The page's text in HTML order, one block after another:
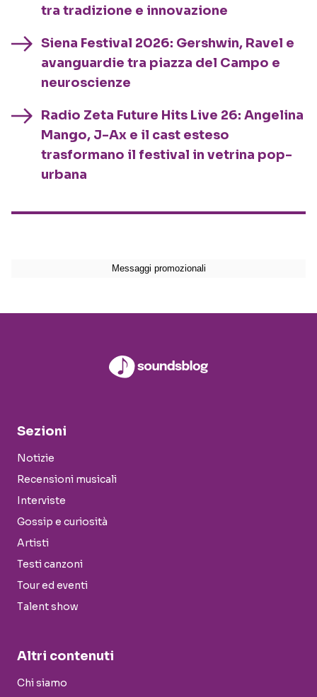
tra tradizione e innovazione
Siena Festival 2026: Gershwin, Ravel e
avanguardie tra piazza del Campo e
neuroscienze
Radio Zeta Future Hits Live 26: Angelina
Mango, J-Ax e il cast esteso
trasformano il festival in vetrina pop-
urbana
Sezioni
Notizie
Recensioni musicali
Interviste
Gossip e curiosità
Artisti
Testi canzoni
Tour ed eventi
Talent show
Altri contenuti
Chi siamo